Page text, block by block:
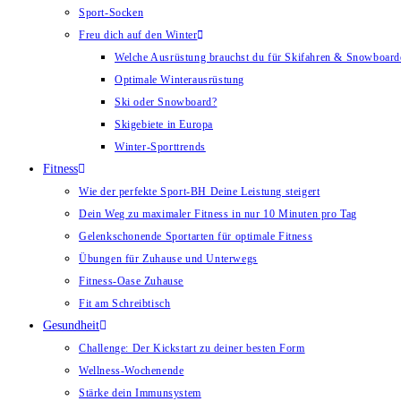
Sport-Socken
Freu dich auf den Winter
Welche Ausrüstung brauchst du für Skifahren &
Optimale Winterausrüstung
Ski oder Snowboard?
Skigebiete in Europa
Winter-Sporttrends
Fitness
Wie der perfekte Sport-BH Deine Leistung steigert
Dein Weg zu maximaler Fitness in nur 10 Minuten pro Tag
Gelenkschonende Sportarten für optimale Fitness
Übungen für Zuhause und Unterwegs
Fitness-Oase Zuhause
Fit am Schreibtisch
Gesundheit
Challenge: Der Kickstart zu deiner besten Form
Wellness-Wochenende
Stärke dein Immunsystem